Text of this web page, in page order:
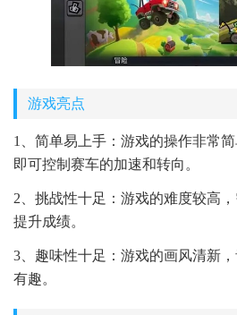
游戏亮点
1、简单易上手：游戏的操作非常
即可控制赛车的加速和转向。
2、挑战性十足：游戏的难度较高
提升成绩。
3、趣味性十足：游戏的画风清新
有趣。